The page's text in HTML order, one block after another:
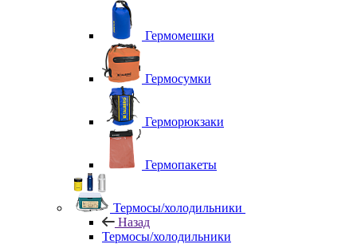
Гермомешки
Гермосумки
Герморюкзаки
Гермопакеты
Термосы/холодильники
Назад
Термосы/холодильники